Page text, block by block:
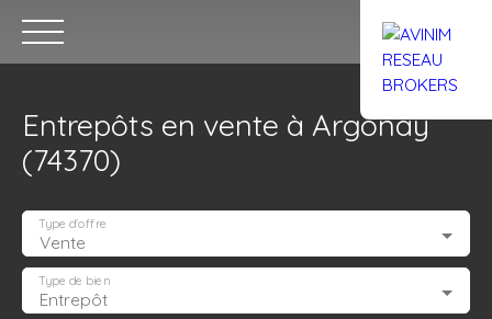
Accueil Acheter Trouver un
Entrepôts en vente à Argonay
(74370)
Vente
Type d'offre
Entrepôt
Type de bien